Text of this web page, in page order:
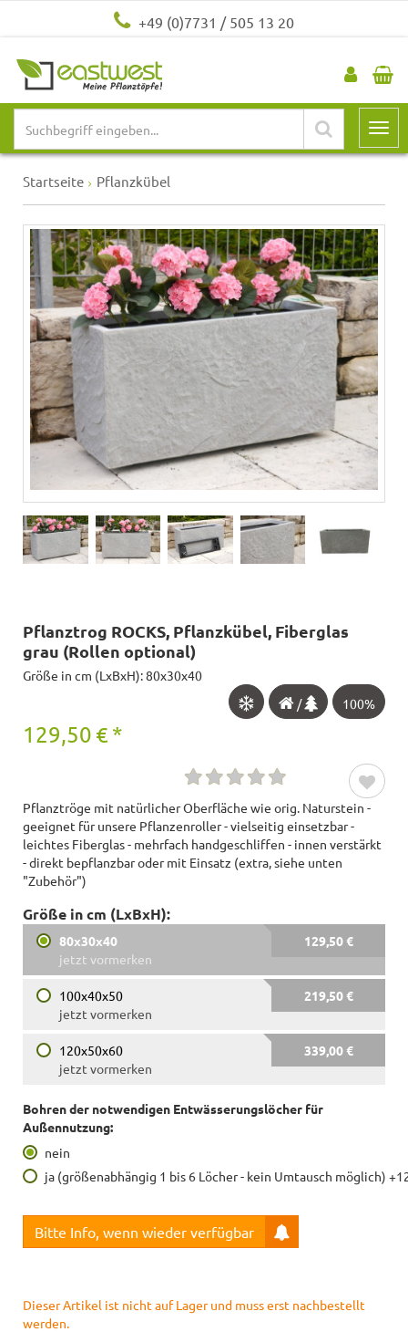
+49 (0)7731 / 505 13 20
Startseite Pflanzkübel
Pflanztrog ROCKS, Pflanzkübel, Fiberglas
grau (Rollen optional)
Größe in cm (LxBxH): 80x30x40
100%
/
129,50 € *
Pflanztröge mit natürlicher Oberfläche wie orig. Naturstein -
geeignet für unsere Pflanzenroller - vielseitig einsetzbar -
leichtes Fiberglas - mehrfach handgeschliffen - innen verstärkt
- direkt bepflanzbar oder mit Einsatz (extra, siehe unten
"Zubehör")
Größe in cm (LxBxH):
80x30x40
129,50 €
jetzt vormerken
100x40x50
219,50 €
jetzt vormerken
120x50x60
339,00 €
jetzt vormerken
Bohren der notwendigen Entwässerungslöcher für
Außennutzung:
nein
ja (größenabhängig 1 bis 6 Löcher - kein Umtausch möglich)
Bitte Info, wenn wieder verfügbar
Dieser Artikel ist nicht auf Lager und muss erst nachbestellt
werden.